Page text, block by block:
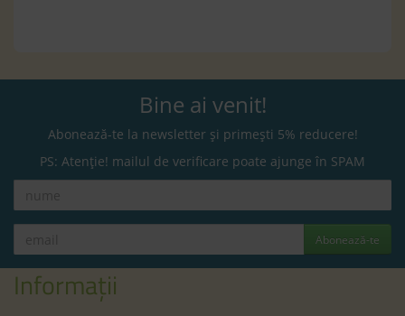
Bine ai venit!
Abonează-te la newsletter și primești 5% reducere!
PS: Atenție! mailul de verificare poate ajunge în SPAM
Abonează-te
Informații